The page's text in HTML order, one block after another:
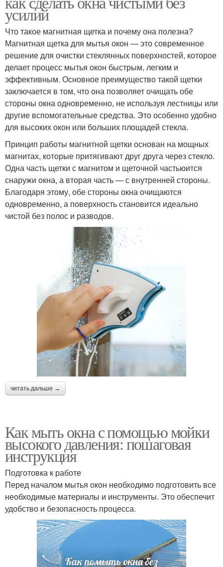
усилий
Что такое магнитная щетка и почему она полезна?
Магнитная щетка для мытья окон — это современное
решение для очистки стеклянных поверхностей, которое
делает процесс мытья окон быстрым, легким и
эффективным. Основное преимущество такой щетки
заключается в том, что она позволяет очищать обе
стороны окна одновременно, не используя лестницы или
другие вспомогательные средства. Это особенно удобно
для высоких окон или больших площадей стекла.
Принцип работы магнитной щетки основан на мощных
магнитах, которые притягивают друг друга через стекло.
Одна часть щетки с магнитом и щеточной частьюится
снаружи окна, а вторая часть — с внутренней стороны.
Благодаря этому, обе стороны окна очищаются
одновременно, а поверхность становится идеально
чистой без полос и разводов.
читать дальше →
Как мыть окна с помощью мойки
высокого давления: пошаговая
инструкция
Подготовка к работе
Перед началом мытья окон необходимо подготовить все
необходимые материалы и инструменты. Это обеспечит
удобство и безопасность процесса.